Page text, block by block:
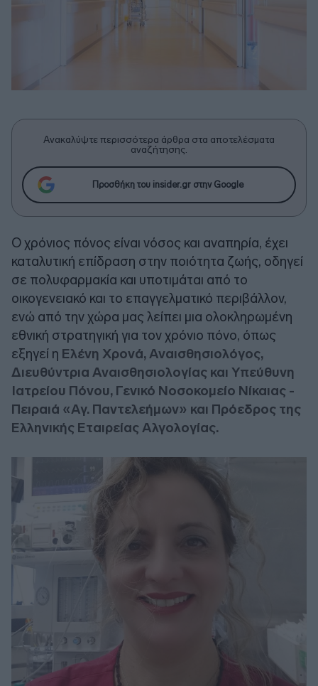
Ανακαλύψτε περισσότερα άρθρα στα αποτελέσματα
αναζήτησης.
Προσθήκη του insider.gr στην Google
Ο χρόνιος πόνος είναι νόσος και αναπηρία, έχει
καταλυτική επίδραση στην ποιότητα ζωής, οδηγεί
σε πολυφαρμακία και υποτιμάται από το
οικογενειακό και το επαγγελματικό περιβάλλον,
ενώ από την χώρα μας λείπει μια ολοκληρωμένη
εθνική στρατηγική για τον χρόνιο πόνο, όπως
εξηγεί η Ελένη Χρονά, Αναισθησιολόγος,
Διευθύντρια Αναισθησιολογίας και Υπεύθυνη
Ιατρείου Πόνου, Γενικό Νοσοκομείο Νίκαιας -
Πειραιά «Αγ. Παντελεήμων» και Πρόεδρος της
Ελληνικής Εταιρείας Αλγολογίας.